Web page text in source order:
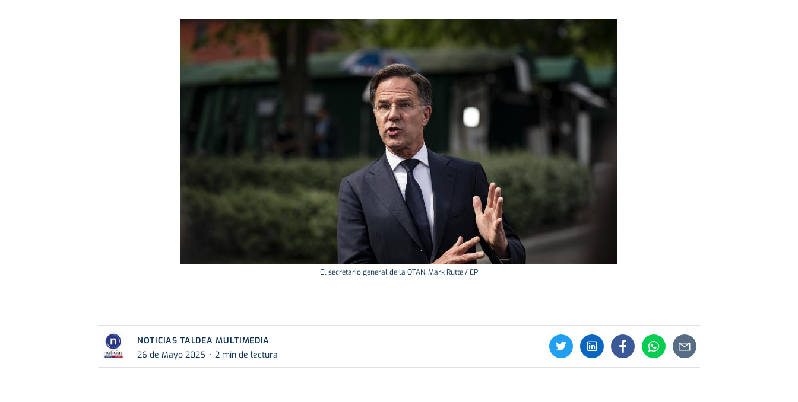
El secretario general de la OTAN, Mark Rutte / EP
NOTICIAS TALDEA MULTIMEDIA
26 de Mayo 2025
2 min de lectura